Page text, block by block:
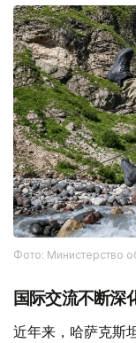
Фото: Министерство
国际交流不断深
近年来，哈萨克斯